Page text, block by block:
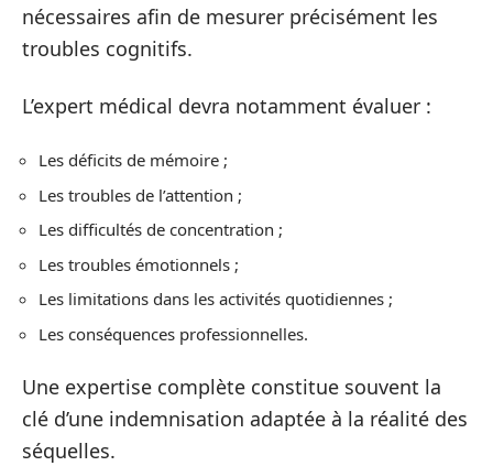
nécessaires afin de mesurer précisément les
troubles cognitifs.
L’expert médical devra notamment évaluer :
Les déficits de mémoire ;
Les troubles de l’attention ;
Les difficultés de concentration ;
Les troubles émotionnels ;
Les limitations dans les activités quotidiennes ;
Les conséquences professionnelles.
Une expertise complète constitue souvent la
clé d’une indemnisation adaptée à la réalité des
séquelles.